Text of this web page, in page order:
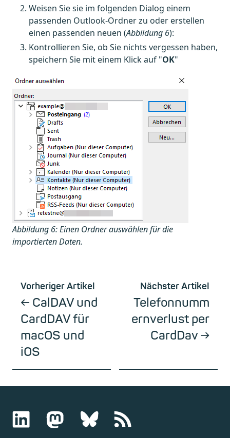
Weisen Sie sie im folgenden Dialog einem
passenden Outlook-Ordner zu oder erstellen
einen passenden neuen (Abbildung 6):
Kontrollieren Sie, ob Sie nichts vergessen haben,
speichern Sie mit einem Klick auf "OK"
Abbildung 6: Einen Ordner auswählen für die
importierten Daten.
Vorheriger Artikel
CalDAV und
CardDAV für
macOS und
iOS
Nächster Artikel
Telefonnumm
ernverlust per
CardDav